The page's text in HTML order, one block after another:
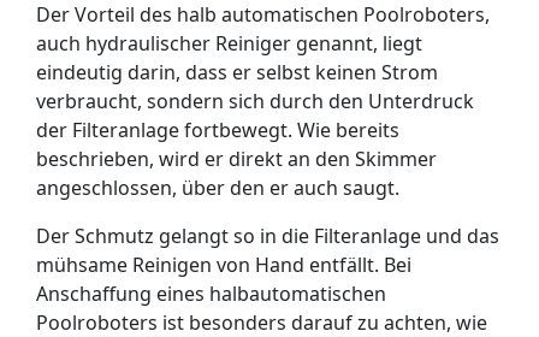
Der Vorteil des halb automatischen Poolroboters,
auch hydraulischer Reiniger genannt, liegt
eindeutig darin, dass er selbst keinen Strom
verbraucht, sondern sich durch den Unterdruck
der Filteranlage fortbewegt. Wie bereits
beschrieben, wird er direkt an den Skimmer
angeschlossen, über den er auch saugt.
Der Schmutz gelangt so in die Filteranlage und das
mühsame Reinigen von Hand entfällt. Bei
Anschaffung eines halbautomatischen
Poolroboters ist besonders darauf zu achten, wie